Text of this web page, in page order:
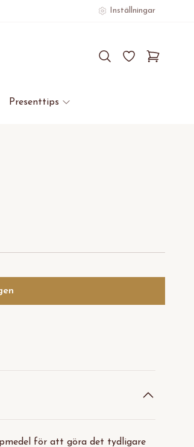
Inställningar
Presenttips
för att göra det tydligare